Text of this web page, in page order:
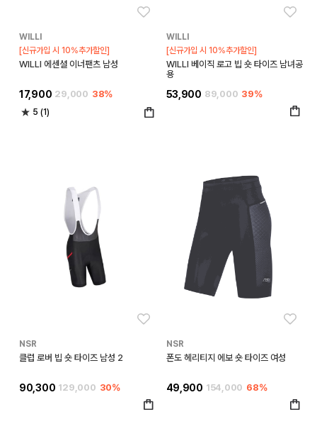
WILLI
[신규가입 시 10%추가할인]
WILLI 에센셜 이너팬츠 남성
17,900 29,000 38%
5 (1)
WILLI
[신규가입 시 10%추가할인]
WILLI 베이직 로고 빕 숏 타이즈 남녀공
용
53,900 89,000 39%
NSR
클럽 로버 빕 숏 타이즈 남성 2
90,300 129,000 30%
NSR
폰도 헤리티지 에보 숏 타이즈 여성
49,900 154,000 68%